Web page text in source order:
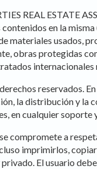
REAL ESTATE
en la
materiales usados,
obras protegidas
internacionales
reservados.
la distribución y la
en cualquier soporte
compromete a
imprimirlos,
El usuario